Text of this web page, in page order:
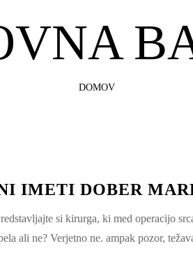
SKIP
DOMOV
IMETI DOBER
si kirurga, ki med operacijo
ali ne? Verjetno ne. ampak pozor,